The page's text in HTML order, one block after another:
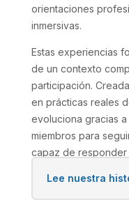
orientaciones
inmersivas.
Estas experiencias
de un contexto
participación.
en prácticas reales
evoluciona gracias
miembros para
capaz de
Lee nuestra